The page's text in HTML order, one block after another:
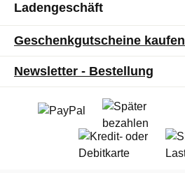
Ladengeschäft
Geschenkgutscheine kaufen
Newsletter - Bestellung